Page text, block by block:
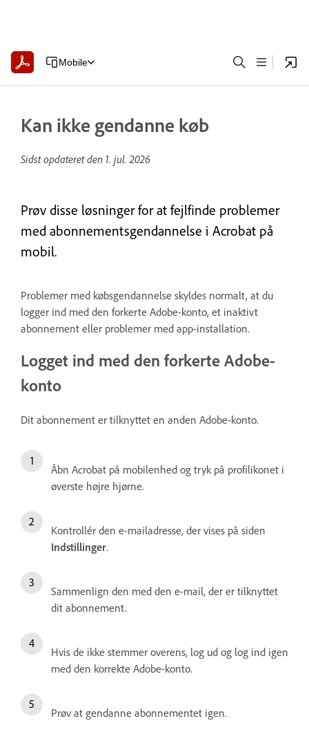
Mobile
Kan ikke gendanne køb
Sidst opdateret den 1. jul. 2026
Prøv disse løsninger for at fejlfinde problemer
med abonnementsgendannelse i Acrobat på
mobil.
Problemer med købsgendannelse skyldes normalt, at du
logger ind med den forkerte Adobe-konto, et inaktivt
abonnement eller problemer med app-installation.
Logget ind med den forkerte Adobe-
konto
Dit abonnement er tilknyttet en anden Adobe-konto.
Åbn Acrobat på mobilenhed og tryk på profilikonet i
øverste højre hjørne.
Kontrollér den e-mailadresse, der vises på siden
Indstillinger.
Sammenlign den med den e-mail, der er tilknyttet
dit abonnement.
Hvis de ikke stemmer overens, log ud og log ind igen
med den korrekte Adobe-konto.
Prøv at gendanne abonnementet igen.